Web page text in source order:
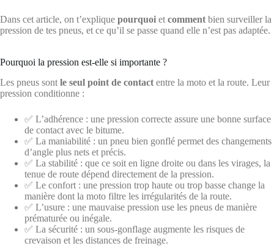
Dans cet article, on t’explique pourquoi et comment bien surveiller la
pression de tes pneus, et ce qu’il se passe quand elle n’est pas adaptée.
Pourquoi la pression est-elle si importante ?
Les pneus sont le seul point de contact entre la moto et la route. Leur
pression conditionne :
✅ L’adhérence : une pression correcte assure une bonne surface
de contact avec le bitume.
✅ La maniabilité : un pneu bien gonflé permet des changements
d’angle plus nets et précis.
✅ La stabilité : que ce soit en ligne droite ou dans les virages, la
tenue de route dépend directement de la pression.
✅ Le confort : une pression trop haute ou trop basse change la
manière dont la moto filtre les irrégularités de la route.
✅ L’usure : une mauvaise pression use les pneus de manière
prématurée ou inégale.
✅ La sécurité : un sous-gonflage augmente les risques de
crevaison et les distances de freinage.